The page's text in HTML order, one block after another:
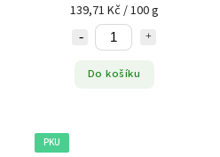
139,71 Kč / 100 g
Do košíku
PKU